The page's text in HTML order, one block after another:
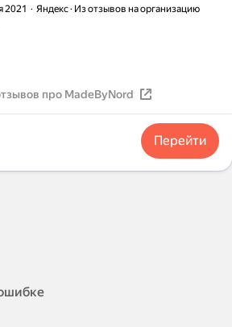
2021
Яндекс · Из отзывов на организацию
про MadeByNord
Перейти